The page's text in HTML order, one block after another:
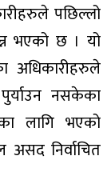
पछिल्लो
भएको छ । यो
अधिकारीहरुले
नसकेका
लागि भएको
असद निर्वाचित